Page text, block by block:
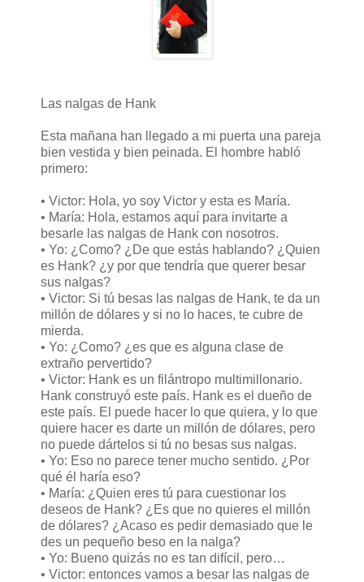
Las nalgas de Hank
Esta mañana han llegado a mi puerta una pareja
bien vestida y bien peinada. El hombre habló
primero:
• Victor: Hola, yo soy Victor y esta es María.
• María: Hola, estamos aquí para invitarte a
besarle las nalgas de Hank con nosotros.
• Yo: ¿Como? ¿De que estás hablando? ¿Quien
es Hank? ¿y por que tendría que querer besar
sus nalgas?
• Victor: Si tú besas las nalgas de Hank, te da un
millón de dólares y si no lo haces, te cubre de
mierda.
• Yo: ¿Como? ¿es que es alguna clase de
extraño pervertido?
• Victor: Hank es un filántropo multimillonario.
Hank construyó este país. Hank es el dueño de
este país. El puede hacer lo que quiera, y lo que
quiere hacer es darte un millón de dólares, pero
no puede dártelos si tú no besas sus nalgas.
• Yo: Eso no parece tener mucho sentido. ¿Por
qué él haría eso?
• María: ¿Quien eres tú para cuestionar los
deseos de Hank? ¿Es que no quieres el millón
de dólares? ¿Acaso es pedir demasiado que le
des un pequeño beso en la nalga?
• Yo: Bueno quizás no es tan difícil, pero…
• Victor: entonces vamos a besar las nalgas de